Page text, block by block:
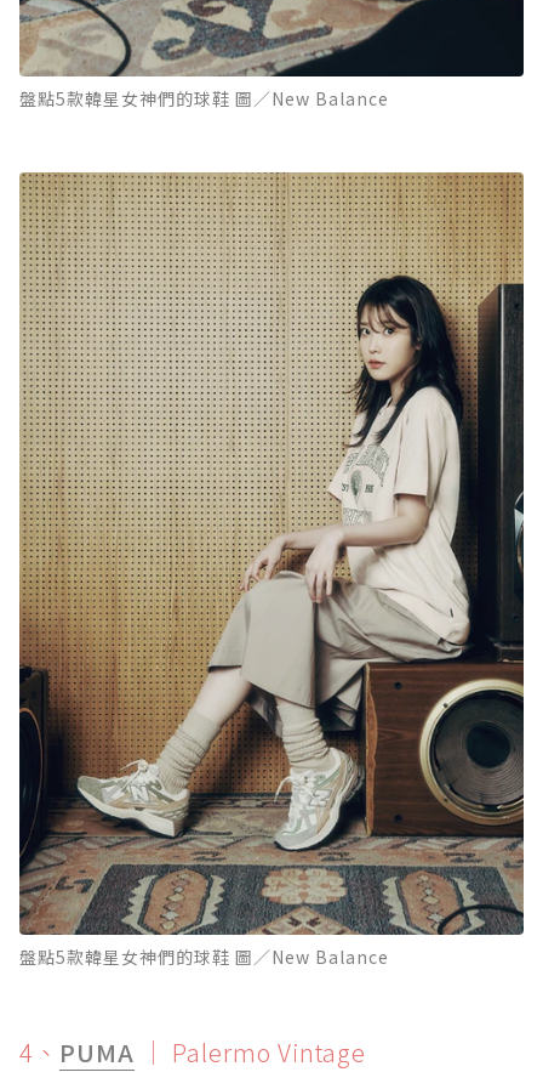
盤點5款韓星女神們的球鞋 圖／New Balance
盤點5款韓星女神們的球鞋 圖／New Balance
4、 PUMA ｜ Palermo Vintage